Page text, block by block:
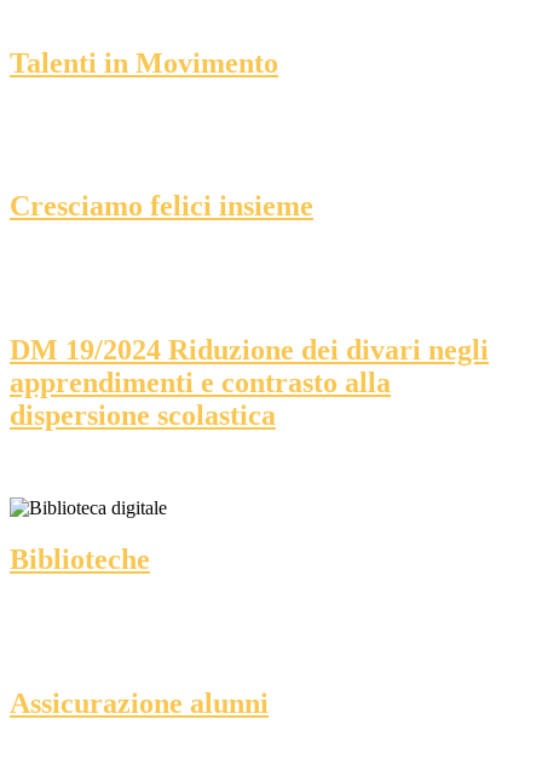
Talenti in Movimento
Cresciamo felici insieme
DM 19/2024 Riduzione dei divari negli
apprendimenti e contrasto alla
dispersione scolastica
Biblioteche
Assicurazione alunni